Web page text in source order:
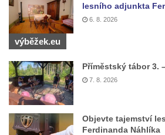
lesního adjunkta
6. 8. 2026
výběžek.eu
Příměstský tábor 3.
7. 8. 2026
Objevte tajemství
Ferdinanda Náhlíka